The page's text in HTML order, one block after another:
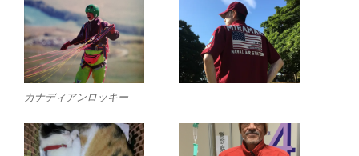
カナディアンロッキー